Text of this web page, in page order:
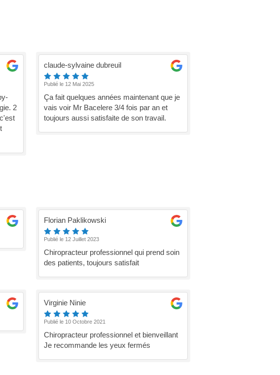
2
claude-sylvaine dubreuil
Publié le 12 Mai 2025
Ça fait quelques années maintenant que je
vais voir Mr Bacelere 3/4 fois par an et
toujours aussi satisfaite de son travail.
Florian Paklikowski
Publié le 12 Juillet 2023
Chiropracteur professionnel qui prend soin
des patients, toujours satisfait
Virginie Ninie
Publié le 10 Octobre 2021
Chiropracteur professionnel et bienveillant
Je recommande les yeux fermés